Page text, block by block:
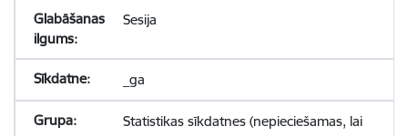
Sesija
_ga
Statistikas sīkdatnes (nepieciešamas, lai